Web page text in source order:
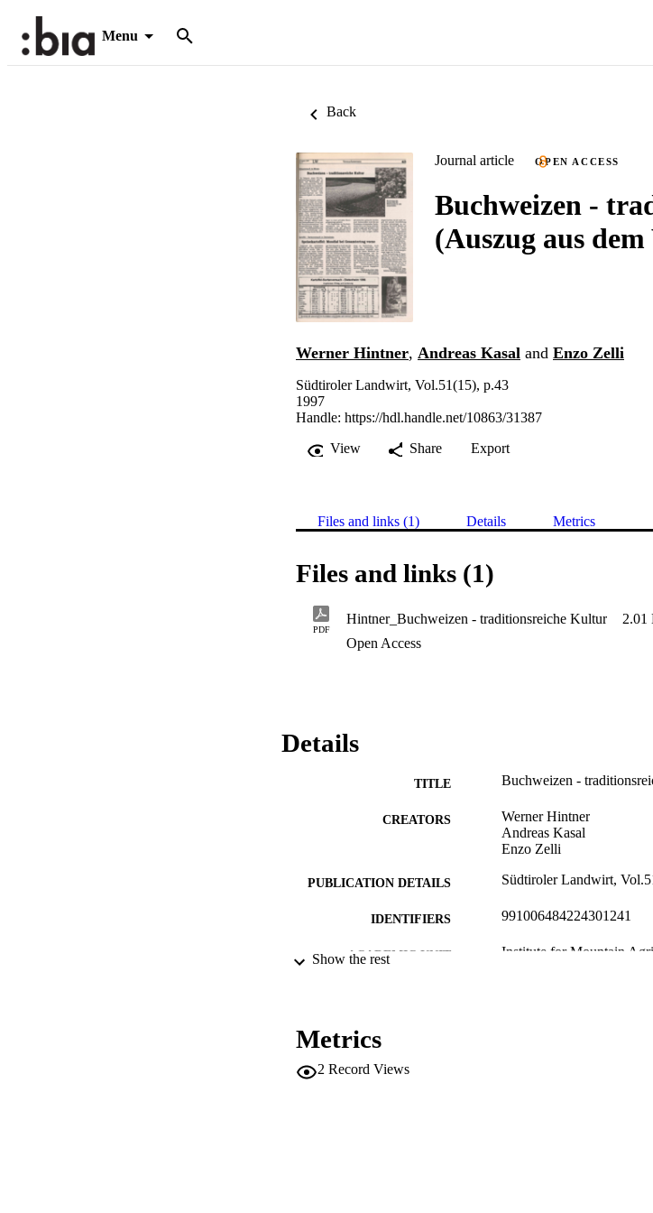
Menu
Back
Journal article OPEN ACCESS
Buchweizen -
(Auszug aus
Werner Hintner, Andreas Kasal and Enzo Zelli
Südtiroler Landwirt, Vol.51(15), p.43
1997
Handle: https://hdl.handle.net/10863/31387
View
Share Export
Files and links (1) Details Metrics
Files and links (1)
PDF
Hintner_Buchweizen - traditionsreiche Kultur 2.01
Open Access
Details
TITLE Buchweizen -
CREATORS
Werner Hintner
Andreas Kasal
Enzo Zelli
PUBLICATION DETAILS Südtiroler Landwirt,
IDENTIFIERS 991006484224301241
ACADEMIC UNIT Institute for Mountain
RESOURCE TYPE
Show the rest
Metrics
2 Record Views